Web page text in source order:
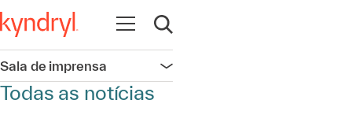
Abrir navegação
Abrir pesquisa
Sala de imprensa Abrir navegação
Todas as notícias